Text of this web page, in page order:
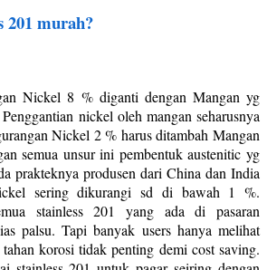
201 murah?
Nickel 8 % diganti dengan Mangan yg
nickel oleh mangan seharusnya
Nickel 2 % harus ditambah Mangan
semua unsur ini pembentuk austenitic yg
prakteknya produsen dari China dan India
sering dikurangi sd di bawah 1 %.
stainless 201 yang ada di pasaran
palsu. Tapi banyak users hanya melihat
korosi tidak penting demi cost saving.